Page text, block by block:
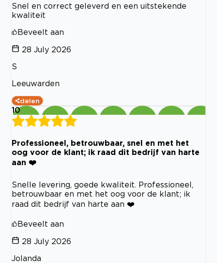
Snel en correct geleverd en een uitstekende
kwaliteit
Beveelt aan
28 July 2026
S
Leeuwarden
delen
10
Professioneel, betrouwbaar, snel en met het
oog voor de klant; ik raad dit bedrijf van harte
aan ❤️
Snelle levering, goede kwaliteit. Professioneel,
betrouwbaar en met het oog voor de klant; ik
raad dit bedrijf van harte aan ❤️
Beveelt aan
28 July 2026
Jolanda